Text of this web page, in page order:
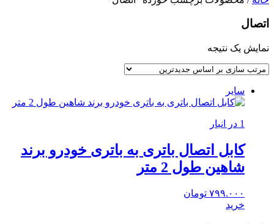
اتصال
نمایش یک نتیجه
سایر
1 در انبار
کابل اتصال باتری به باتری خودرو برند
شاهین طول 2 متر
۷۹۹.۰۰۰ تومان
خرید